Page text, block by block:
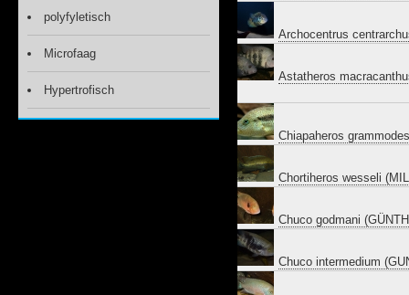
Archocentrus
Astatheros
Chiapaheros
Chortiheros wesseli
Chuco godmani
Chuco intermedium
polyfyletisch
Microfaag
Hypertrofisch